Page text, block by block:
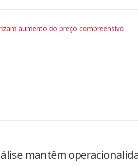
mantêm